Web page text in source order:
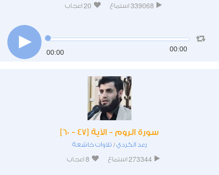
339068 استماع 20 اعجاب
00:00 00:00
سورة الروم - الآية [47 - 60]
رعد الكردي/ تلاوات خاشعة
273344 استماع 8 اعجاب